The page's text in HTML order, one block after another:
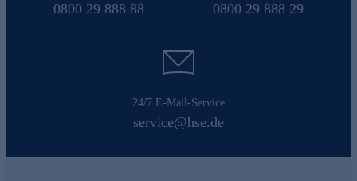
0800 29 888 88 0800 29 888 29
24/7 E-Mail-Service
service@hse.de